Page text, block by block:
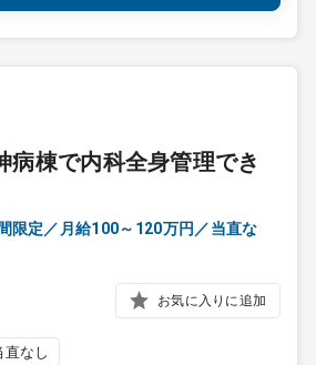
病棟で内科全身管理でき
限定／月給100～120万円／当直な
お気に入りに追加
直なし